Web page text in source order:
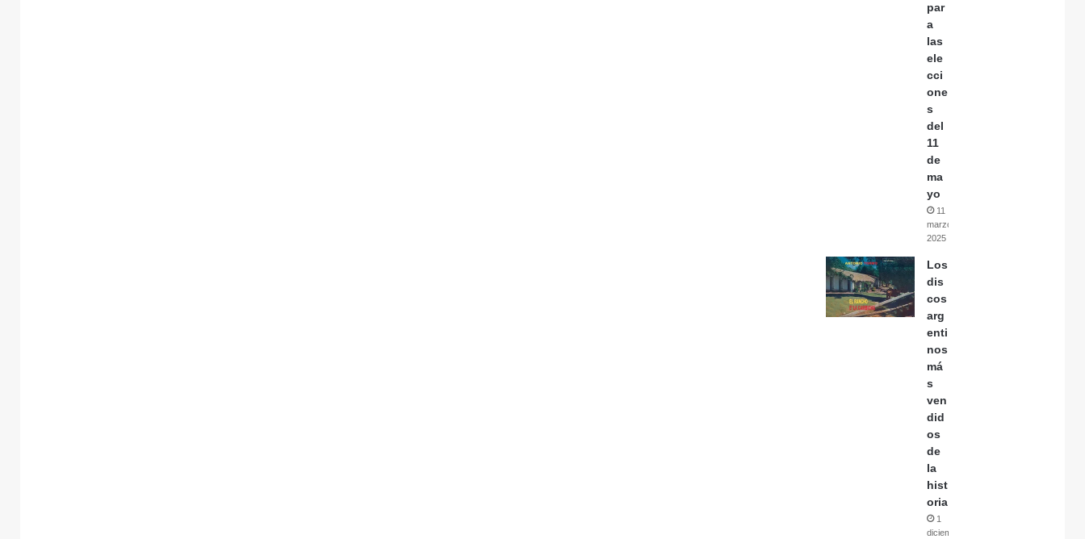
par
a
las
ele
cci
one
s
del
11
de
ma
yo
11
marzo,
2025
Los
dis
cos
arg
enti
nos
má
s
ven
did
os
de
la
hist
oria
1
diciembre,